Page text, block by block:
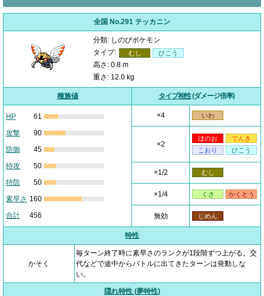
全国 No.291 テッカニン
分類: しのびポケモン
タイプ:
むし ひこう
高さ: 0.8 m
重さ: 12.0 kg
種族値 タイプ相性(ダメージ倍率)
HP
61
攻撃
90
防御
45
特攻
50
特防
50
素早さ 160
合計
456
×4 いわ
×2
ほのお
でんき
こおり
ひこう
×1/2 むし
×1/4 くさ かくとう
無効 じめん
特性
かそく
毎ターン終了時に素早さのランクが1段階ずつ上がる。交
代などで途中からバトルに出てきたターンは発動しな
い。
隠れ特性 (夢特性)